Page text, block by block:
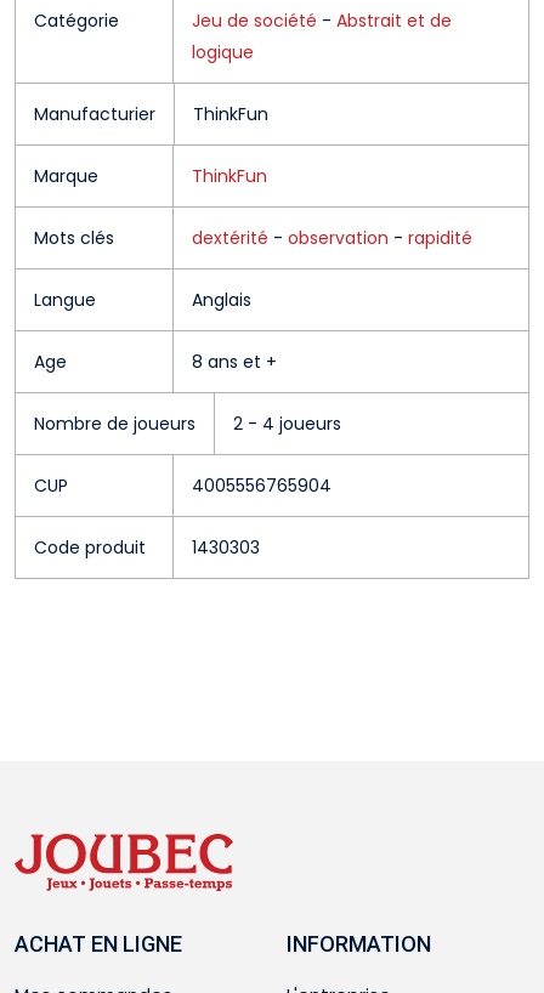
Catégorie Jeu de société - Abstrait et de
logique
Manufacturier ThinkFun
Marque ThinkFun
Mots clés dextérité - observation - rapidité
Langue Anglais
Age 8 ans et +
Nombre de joueurs 2 - 4 joueurs
CUP 4005556765904
Code produit 1430303
ACHAT EN LIGNE
INFORMATION